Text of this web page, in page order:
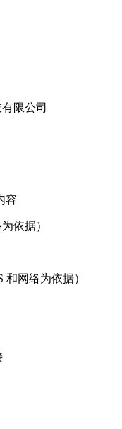
限公司
容
依据）
和网络为依据）